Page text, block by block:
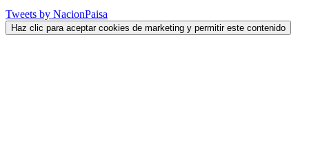
Tweets by NacionPaisa
Haz clic para aceptar cookies de marketing y permitir este contenido